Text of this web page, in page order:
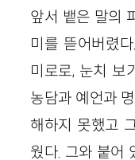
앞서 뱉은 말의
미를 뜯어버렸
미로로, 눈치 보
농담과 예언과
해하지 못했고
웠다. 그와 붙어